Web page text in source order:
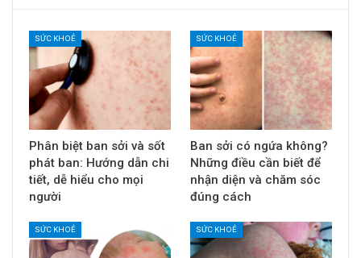
SỨC KHOẺ
Phân biệt ban sởi và sốt
phát ban: Hướng dẫn chi
tiết, dễ hiểu cho mọi
người
SỨC KHOẺ
Ban sởi có ngứa không?
Những điều cần biết để
nhận diện và chăm sóc
đúng cách
SỨC KHOẺ SỨC KHOẺ